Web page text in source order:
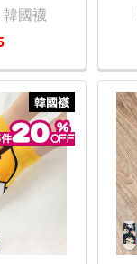
韓國襪
韓國襪